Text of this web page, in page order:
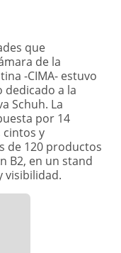
que
de la
-CIMA- estuvo
dedicado a la
Schuh. La
por 14
cintos y
de 120 productos
B2, en un stand
visibilidad.